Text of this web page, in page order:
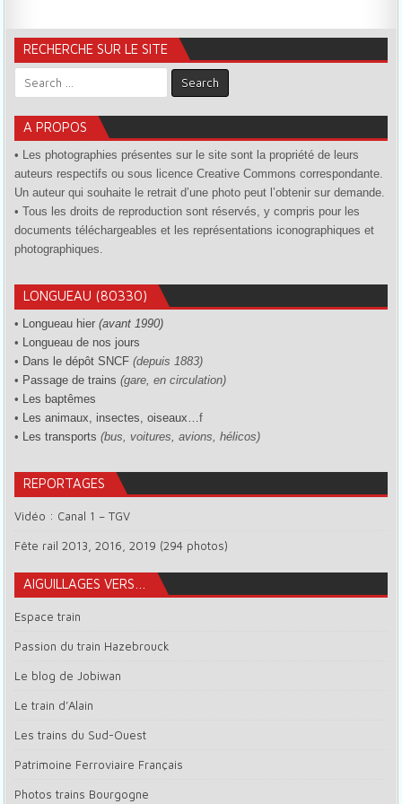
RECHERCHE SUR LE SITE
Search for:
A PROPOS
• Les photographies présentes sur le site sont la propriété de leurs
auteurs respectifs ou sous licence Creative Commons correspondante.
Un auteur qui souhaite le retrait d’une photo peut l’obtenir sur demande.
• Tous les droits de reproduction sont réservés, y compris pour les
documents téléchargeables et les représentations iconographiques et
photographiques.
LONGUEAU (80330)
• Longueau hier (avant 1990)
• Longueau de nos jours
• Dans le dépôt SNCF (depuis 1883)
• Passage de trains (gare, en circulation)
• Les baptêmes
• Les animaux, insectes, oiseaux…f
• Les transports (bus, voitures, avions, hélicos)
REPORTAGES
Vidéo : Canal 1 – TGV
Fête rail 2013, 2016, 2019 (294 photos)
AIGUILLAGES VERS…
Espace train
Passion du train Hazebrouck
Le blog de Jobiwan
Le train d’Alain
Les trains du Sud-Ouest
Patrimoine Ferroviaire Français
Photos trains Bourgogne